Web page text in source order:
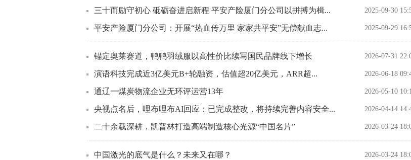
三十而励守初心 砥砺奋进启新程 平安产险厦门分公司以拼搏为楫... 2025-09-30
平安产险厦门分公司：开展“热血传万里 家家共平安”无偿献血志... 2025-09-29
锚定奥莱赛道，鸭鸭羽绒服以高性价比续写国民品牌线下增长 2026-07-31
演语科技完成近3亿美元B+轮融资，估值超20亿美元，ARR超... 2026-06-18
通辽一煤炭物流企业无环评运营13年 2026-05-10
央视点名后，哩布哩布AI回应：已完成整改，将持续完善内容安全... 2026-04-14
二十余载深耕，凯普林打造高端制造核心光源“中国名片” 2026-03-24
中国激光的底气是什么？未来又在哪？ 2026-03-24